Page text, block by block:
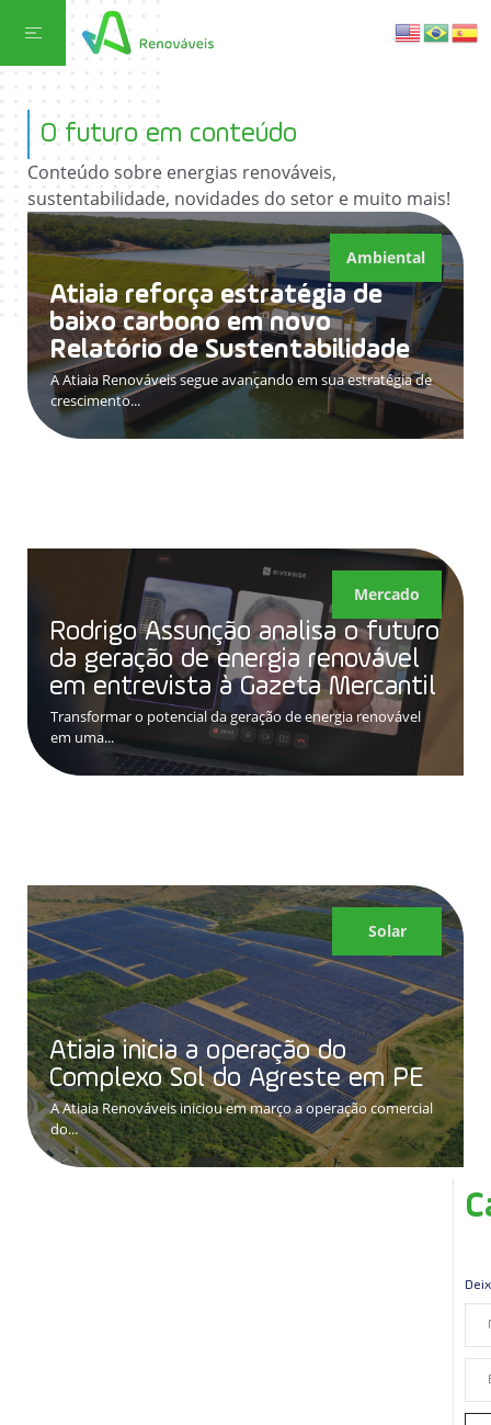
O futuro em conteúdo
Conteúdo sobre energias renováveis,
sustentabilidade, novidades do setor e muito mais!
Ambiental
Atiaia reforça estratégia de
baixo carbono em novo
Relatório de Sustentabilidade
A Atiaia Renováveis segue avançando em sua estratégia de
crescimento...
Mercado
Rodrigo Assunção analisa o futuro
da geração de energia renovável
em entrevista à Gazeta Mercantil
Transformar o potencial da geração de energia renovável
em uma...
Solar
Atiaia inicia a operação do
Complexo Sol do Agreste em PE
A Atiaia Renováveis iniciou em março a operação comercial
do...